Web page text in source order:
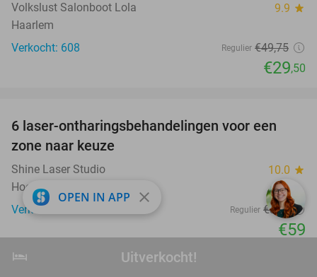
Uitverkocht!
hotel Uitverkocht!
Volkslust Salonboot Lola 9.9 star
Haarlem
Verkocht: 608
Regulier €49,75
€29,50
80%
6 laser-ontharingsbehandelingen voor een
zone naar keuze
Shine Laser Studio 10.0 star
Hoofddorp (7 km)
Verkocht: 29
Regulier €300
€59
OPEN IN APP close